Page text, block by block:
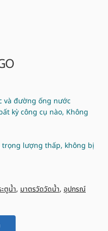
và đường ống nước
kỳ công cụ nào, Không
trọng lượng thấp, không bị
ตูน้ำ, มาตรวัดวัดน้ำ, อุปกรณ์